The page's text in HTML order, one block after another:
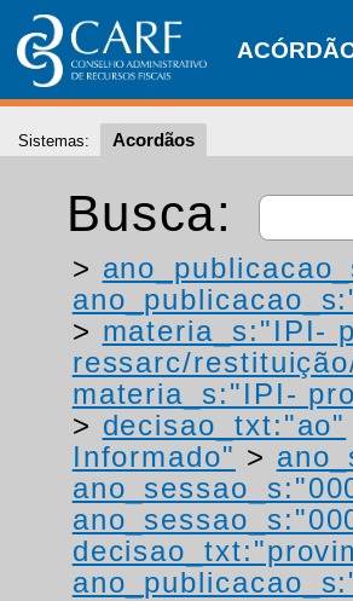
Sistemas: Acordãos
Busca:
>
> materia_s:"IPI-
ressarc/
materia_s:"IPI-
> decisao_txt:"ao"
Informado" >